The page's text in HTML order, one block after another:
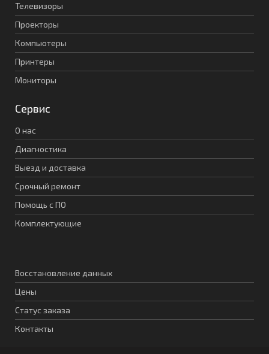
Телевизоры
Проекторы
Компьютеры
Принтеры
Мониторы
Сервис
О нас
Диагностика
Выезд и доставка
Срочный ремонт
Помощь с ПО
Комплектующие
Восстановление данных
Цены
Статус заказа
Контакты